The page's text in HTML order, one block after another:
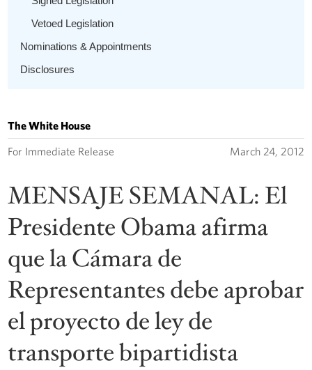
Vetoed Legislation
Nominations & Appointments
Disclosures
The White House
For Immediate Release March 24, 2012
MENSAJE SEMANAL: El
Presidente Obama afirma
que la Cámara de
Representantes debe aprobar
el proyecto de ley de
transporte bipartidista